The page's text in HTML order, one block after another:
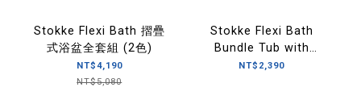
Stokke Flexi Bath 摺疊
式浴盆全套組 (2色)
NT$4,190
NT$5,080
Stokke Flexi Bath
Bundle Tub with
Support 3 摺疊式浴盆套
NT$2,390